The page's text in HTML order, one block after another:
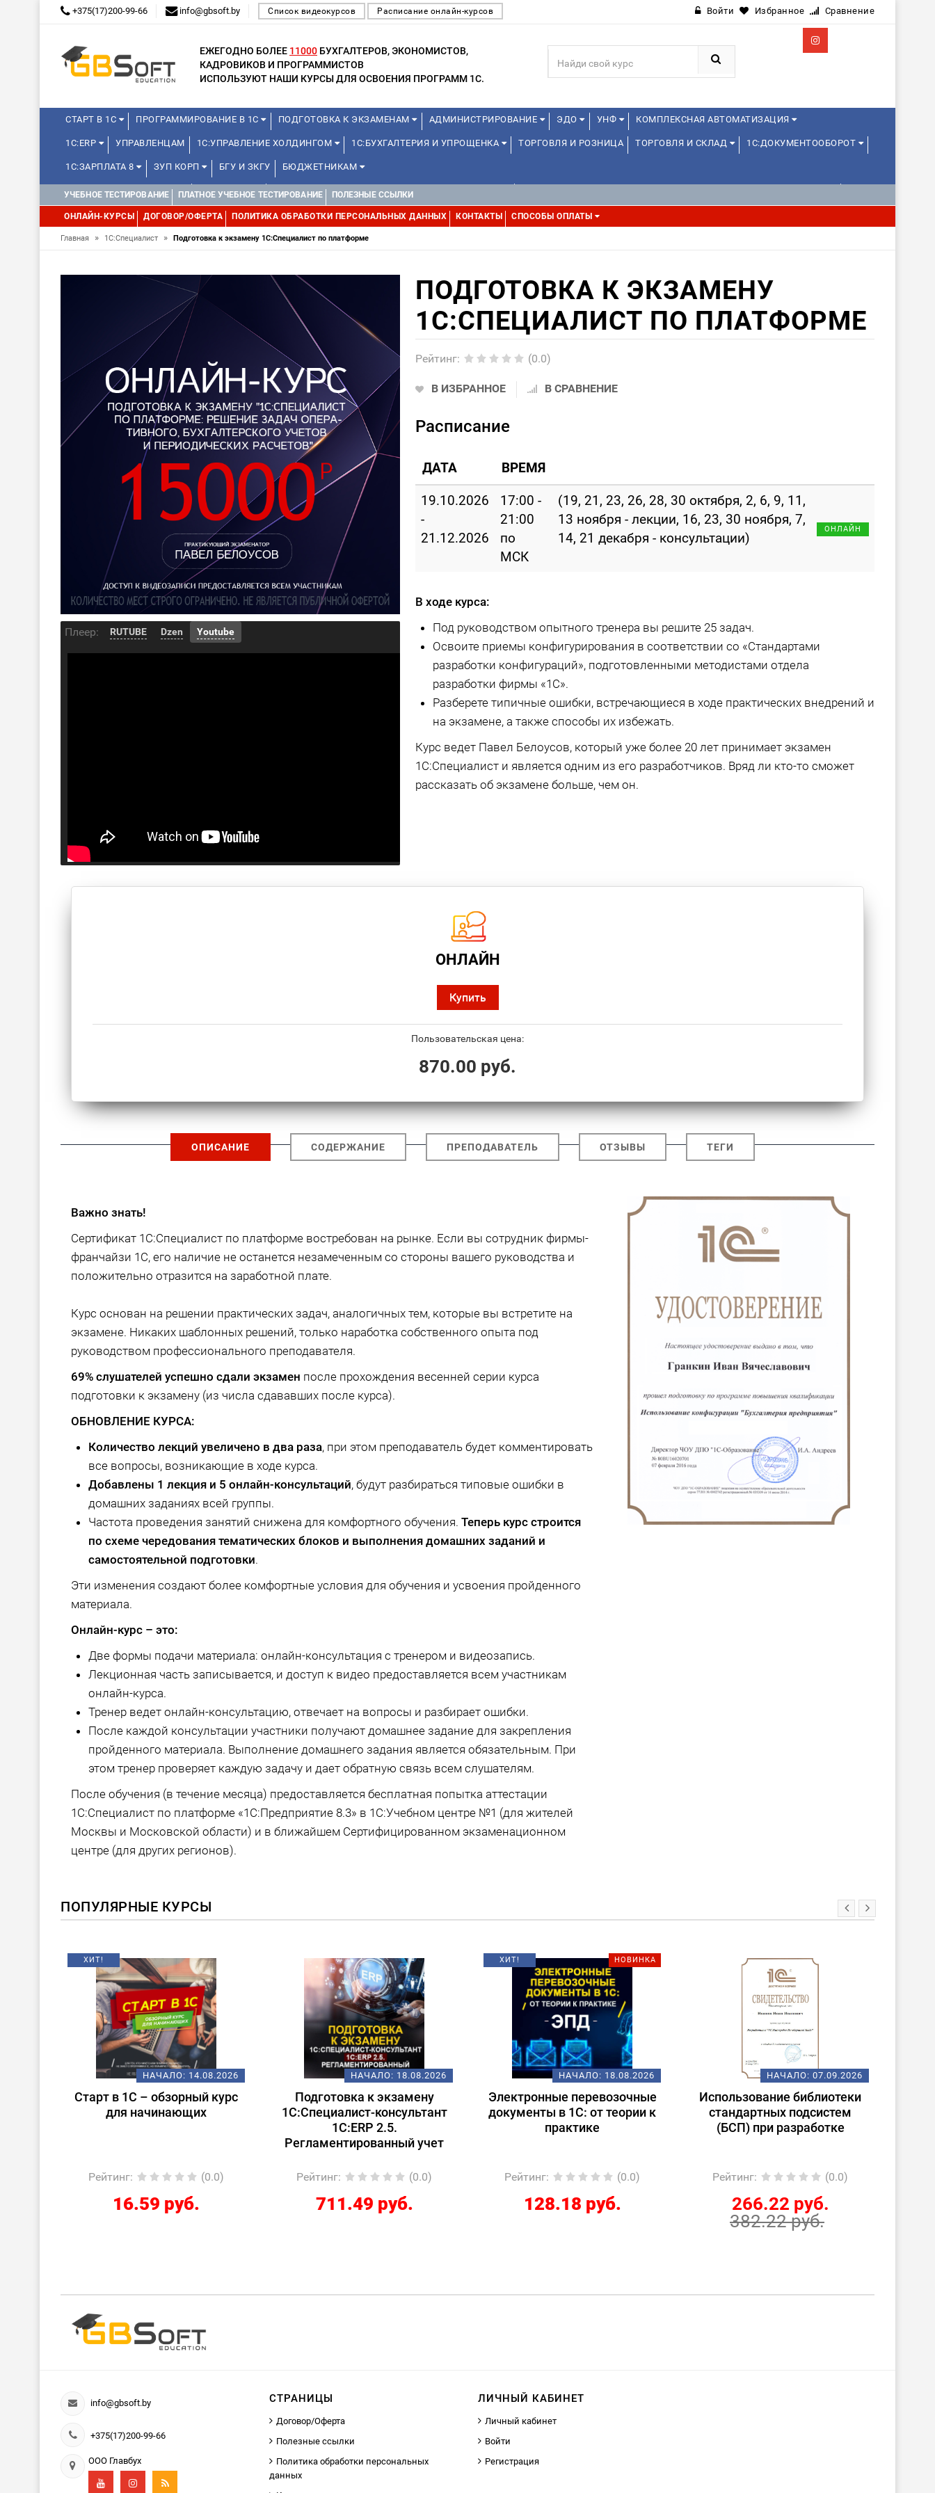
+375(17)200-99-66 info@gbsoft.by Список видеокурсов Расписание онлайн-курсов Войти Избранное Сравнение
ЕЖЕГОДНО БОЛЕЕ 11000 БУХГАЛТЕРОВ, ЭКОНОМИСТОВ,
КАДРОВИКОВ И ПРОГРАММИСТОВ
ИСПОЛЬЗУЮТ НАШИ КУРСЫ ДЛЯ ОСВОЕНИЯ ПРОГРАММ 1С.
СТАРТ В 1С ПРОГРАММИРОВАНИЕ В 1С ПОДГОТОВКА К ЭКЗАМЕНАМ АДМИНИСТРИРОВАНИЕ ЭДО УНФ КОМПЛЕКСНАЯ АВТОМАТИЗАЦИЯ
1С:ERP УПРАВЛЕНЦАМ 1С:УПРАВЛЕНИЕ ХОЛДИНГОМ 1С:БУХГАЛТЕРИЯ И УПРОЩЕНКА ТОРГОВЛЯ И РОЗНИЦА ТОРГОВЛЯ И СКЛАД 1С:ДОКУМЕНТООБОРОТ
1С:ЗАРПЛАТА 8 ЗУП КОРП БГУ И ЗКГУ БЮДЖЕТНИКАМ
КУРСЫ ДЛЯ ШКОЛЬНИКОВ МИНИ-КУРСЫ КУРСЫ ДЛЯ ПРЕПОДАВАТЕЛЕЙ ШКОЛЬНЫХ КУРСОВ
УПРАВЛЕНИЕ ПРОЕКТАМИ КУРСЫ 1С:КЛУБА ПРОГРАММИСТОВ (ОТ 8 ДО 17 ЛЕТ) МИНИ-КУРСЫ (ПРОФЕССИОНАЛЬНЫЕ ПРОБЫ) 4-6 ЧАСОВ ОТ 12 ЛЕТ
1С:МЕДИЦИНА WEB, JAVA И ANDROID
УЧЕБНОЕ ТЕСТИРОВАНИЕ ПЛАТНОЕ УЧЕБНОЕ ТЕСТИРОВАНИЕ ПОЛЕЗНЫЕ ССЫЛКИ
ОНЛАЙН-КУРСЫ ДОГОВОР/ОФЕРТА ПОЛИТИКА ОБРАБОТКИ ПЕРСОНАЛЬНЫХ ДАННЫХ КОНТАКТЫ СПОСОБЫ ОПЛАТЫ
Главная » 1С:Специалист » Подготовка к экзамену 1С:Специалист по платформе
Плеер: RUTUBE Dzen Youtube
ПОДГОТОВКА К ЭКЗАМЕНУ
1С:СПЕЦИАЛИСТ ПО ПЛАТФОРМЕ
Рейтинг: (0.0)
В ИЗБРАННОЕ В СРАВНЕНИЕ
Расписание
ДАТА ВРЕМЯ
19.10.2026
-
21.12.2026
17:00 -
21:00
по
МСК
(19, 21, 23, 26, 28, 30 октября, 2, 6, 9, 11,
13 ноября - лекции, 16, 23, 30 ноября, 7,
14, 21 декабря - консультации)
ОНЛАЙН
В ходе курса:
Под руководством опытного тренера вы решите 25 задач.
Освоите приемы конфигурирования в соответствии со «Стандартами
разработки конфигураций», подготовленными методистами отдела
разработки фирмы «1С».
Разберете типичные ошибки, встречающиеся в ходе практических внедрений и
на экзамене, а также способы их избежать.
Курс ведет Павел Белоусов, который уже более 20 лет принимает экзамен
1С:Специалист и является одним из его разработчиков. Вряд ли кто-то сможет
рассказать об экзамене больше, чем он.
ОНЛАЙН
Купить
Пользовательская цена:
870.00 руб.
ОПИСАНИЕ СОДЕРЖАНИЕ ПРЕПОДАВАТЕЛЬ ОТЗЫВЫ ТЕГИ
Важно знать!
Сертификат 1С:Специалист по платформе востребован на рынке. Если вы сотрудник фирмы-
франчайзи 1С, его наличие не останется незамеченным со стороны вашего руководства и
положительно отразится на заработной плате.
Курс основан на решении практических задач, аналогичных тем, которые вы встретите на
экзамене. Никаких шаблонных решений, только наработка собственного опыта под
руководством профессионального преподавателя.
69% слушателей успешно сдали экзамен после прохождения весенней серии курса
подготовки к экзамену (из числа сдававших после курса).
ОБНОВЛЕНИЕ КУРСА:
Количество лекций увеличено в два раза, при этом преподаватель будет комментировать
все вопросы, возникающие в ходе курса.
Добавлены 1 лекция и 5 онлайн-консультаций, будут разбираться типовые ошибки в
домашних заданиях всей группы.
Частота проведения занятий снижена для комфортного обучения. Теперь курс строится
по схеме чередования тематических блоков и выполнения домашних заданий и
самостоятельной подготовки.
Эти изменения создают более комфортные условия для обучения и усвоения пройденного
материала.
Онлайн-курс – это:
Две формы подачи материала: онлайн-консультация с тренером и видеозапись.
Лекционная часть записывается, и доступ к видео предоставляется всем участникам
онлайн-курса.
Тренер ведет онлайн-консультацию, отвечает на вопросы и разбирает ошибки.
После каждой консультации участники получают домашнее задание для закрепления
пройденного материала. Выполнение домашнего задания является обязательным. При
этом тренер проверяет каждую задачу и дает обратную связь всем слушателям.
После обучения (в течение месяца) предоставляется бесплатная попытка аттестации
1С:Специалист по платформе «1С:Предприятие 8.3» в 1С:Учебном центре №1 (для жителей
Москвы и Московской области) и в ближайшем Сертифицированном экзаменационном
центре (для других регионов).
ПОПУЛЯРНЫЕ КУРСЫ
ХИТ!
НАЧАЛО: 14.08.2026
Старт в 1С – обзорный курс
для начинающих
Рейтинг: (0.0)
16.59 руб.
НАЧАЛО: 18.08.2026
Подготовка к экзамену
1С:Специалист-консультант
1С:ERP 2.5.
Регламентированный учет
Рейтинг: (0.0)
711.49 руб.
НОВИНКА
ХИТ!
НАЧАЛО: 18.08.2026
Электронные перевозочные
документы в 1С: от теории к
практике
Рейтинг: (0.0)
128.18 руб.
НАЧАЛО: 07.09.2026
Использование библиотеки
стандартных подсистем
(БСП) при разработке
Рейтинг: (0.0)
266.22 руб.
382.22 руб.
info@gbsoft.by
+375(17)200-99-66
ООО Главбух
СТРАНИЦЫ
Договор/Оферта
Полезные ссылки
Политика обработки персональных
данных
ЛИЧНЫЙ КАБИНЕТ
Личный кабинет
Войти
Регистрация